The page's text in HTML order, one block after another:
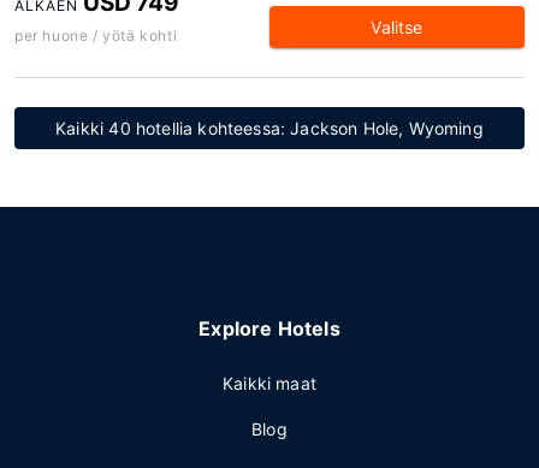
ALKAEN
per huone / yötä kohti Valitse
Kaikki 40 hotellia kohteessa: Jackson Hole, Wyoming
Explore Hotels
Kaikki maat
Blog